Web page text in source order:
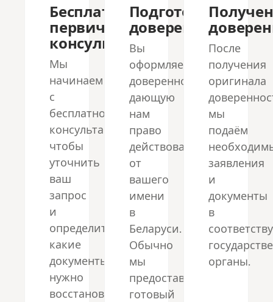
Бесплатная
первичная
консультация
Мы
начинаем
с
бесплатной
консультации,
чтобы
уточнить
ваш
запрос
и
определить,
какие
документы
нужно
восстановить.
Подготовка
доверенности
Вы
оформляете
доверенность,
дающую
нам
право
действовать
от
вашего
имени
в
Беларуси.
Обычно
мы
предоставляем
готовый
После
получения
оригинала
мы
подаём
заявления
и
документы
в
органы.